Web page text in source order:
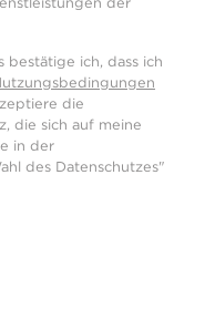
bestätige ich, dass ich
die
die sich auf meine
in der
des Datenschutzes"